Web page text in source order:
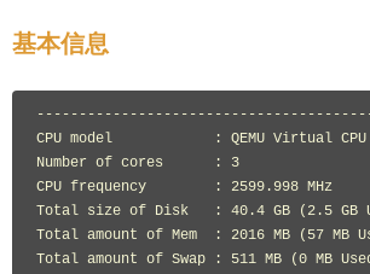
基本信息
CPU model            : QEMU Virtual
Number of cores      : 3
CPU frequency        : 2599.998 MHz
Total size of Disk   : 40.4 GB (2.5 GB
Total amount of Mem  : 2016 MB (57 MB
Total amount of Swap : 511 MB (0 MB